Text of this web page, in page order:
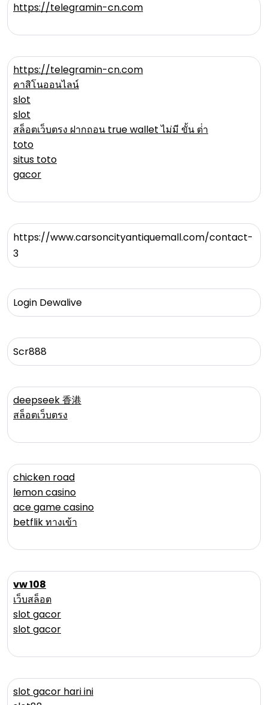
https://telegramin-cn.com
https://telegramin-cn.com
คาสิโนออนไลน์
slot
slot
สล็อตเว็บตรง ฝากถอน true wallet ไม่มี ขั้น ต่ํา
toto
situs toto
gacor
https://www.carsoncityantiquemall.com/contact-
3
Login Dewalive
Scr888
deepseek 香港
สล็อตเว็บตรง
chicken road
lemon casino
ace game casino
betflik ทางเข้า
vw 108
เว็บสล็อต
slot gacor
slot gacor
slot gacor hari ini